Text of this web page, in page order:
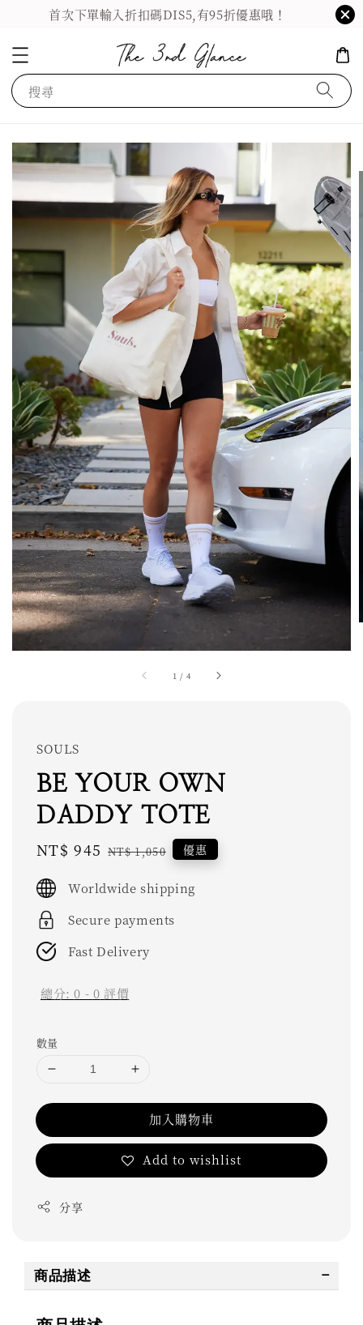
首次下單輸入折扣碼DIS5,有95折優惠哦！
搜尋
1 / 4
SOULS
BE YOUR OWN
DADDY TOTE
Sale
NT$ 945 Regular
NT$ 1,050 優惠
Worldwide shipping
Secure payments
Fast Delivery
總分:0 - 0 評價
數量
加入購物車
Add to wishlist
分享
商品描述